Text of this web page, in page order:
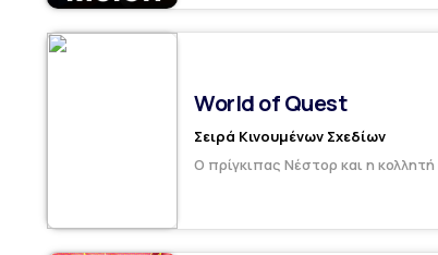
World of Quest
Σειρά Κινουμένων Σχεδίων
Ο πρίγκιπας Νέστορ και η